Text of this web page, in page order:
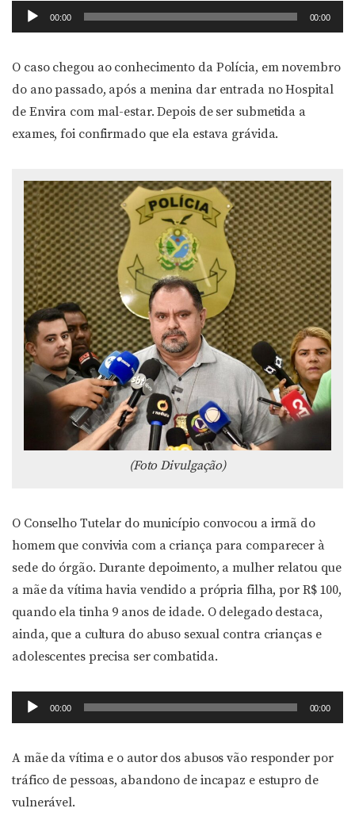
Tocador
de
00:00 00:00
O caso chegou ao conhecimento da Polícia, em novembro
do ano passado, após a menina dar entrada no Hospital
de Envira com mal-estar. Depois de ser submetida a
exames, foi confirmado que ela estava grávida.
(Foto Divulgação)
O Conselho Tutelar do município convocou a irmã do
homem que convivia com a criança para comparecer à
sede do órgão. Durante depoimento, a mulher relatou que
a mãe da vítima havia vendido a própria filha, por R$ 100,
quando ela tinha 9 anos de idade. O delegado destaca,
ainda, que a cultura do abuso sexual contra crianças e
adolescentes precisa ser combatida.
Tocador
de
00:00 00:00
A mãe da vítima e o autor dos abusos vão responder por
tráfico de pessoas, abandono de incapaz e estupro de
vulnerável.